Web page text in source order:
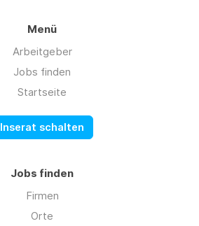
Menü
Arbeitgeber
Jobs finden
Startseite
Inserat schalten
Jobs finden
Firmen
Orte